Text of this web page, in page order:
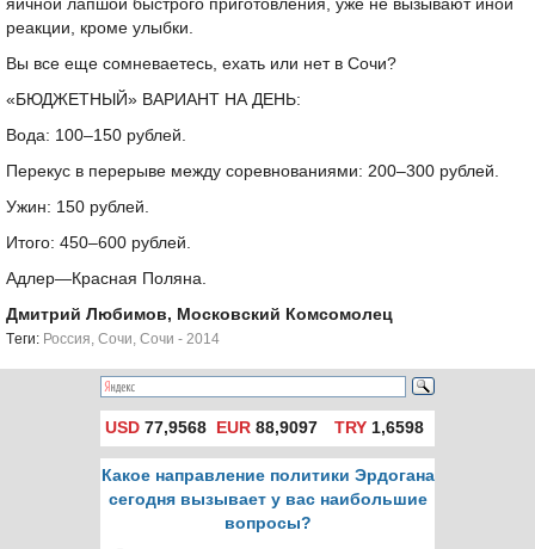
яичной лапшой быстрого приготовления, уже не вызывают иной
реакции, кроме улыбки.
Вы все еще сомневаетесь, ехать или нет в Сочи?
«БЮДЖЕТНЫЙ» ВАРИАНТ НА ДЕНЬ:
Вода: 100–150 рублей.
Перекус в перерыве между соревнованиями: 200–300 рублей.
Ужин: 150 рублей.
Итого: 450–600 рублей.
Адлер—Красная Поляна.
Дмитрий Любимов, Московский Комсомолец
Tеги: Россия, Сочи, Сочи - 2014
USD 77,9568 EUR 88,9097 TRY1,6598
Какое направление политики Эрдогана
сегодня вызывает у вас наибольшие
вопросы?